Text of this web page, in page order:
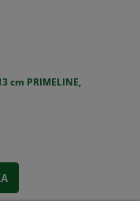
cm PRIMELINE,